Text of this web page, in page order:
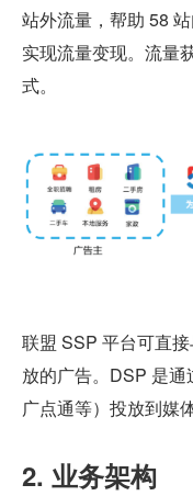
站外流量，帮助 58
实现流量变现。流量
式。
联盟 SSP 平台可直
放的广告。DSP 是
广点通等）投放到媒
2. 业务架构